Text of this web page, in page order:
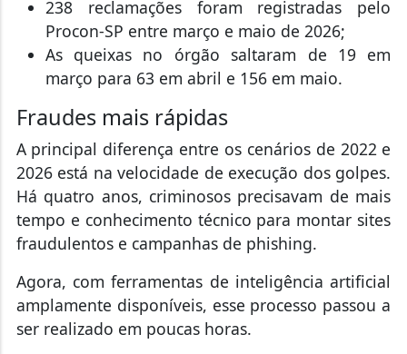
238 reclamações foram registradas pelo
Procon-SP entre março e maio de 2026;
As queixas no órgão saltaram de 19 em
março para 63 em abril e 156 em maio.
Fraudes mais rápidas
A principal diferença entre os cenários de 2022 e
2026 está na velocidade de execução dos golpes.
Há quatro anos, criminosos precisavam de mais
tempo e conhecimento técnico para montar sites
fraudulentos e campanhas de phishing.
Agora, com ferramentas de inteligência artificial
amplamente disponíveis, esse processo passou a
ser realizado em poucas horas.